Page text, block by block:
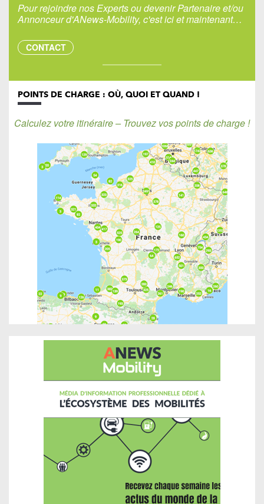
Pour rejoindre nos Experts ou devenir Partenaire et/ou
Annonceur d'ANews-Mobility, c'est ici et maintenant…
CONTACT
POINTS DE CHARGE : OÙ, QUOI ET QUAND !
Calculez votre itinéraire – Trouvez vos points de charge !